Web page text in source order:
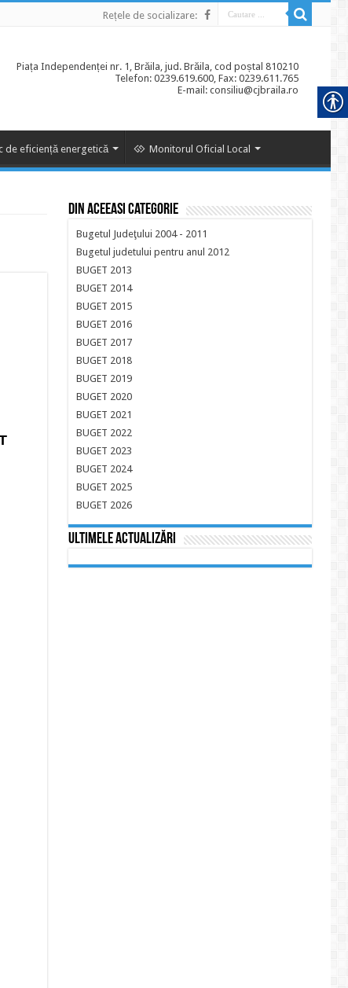
Rețele de socializare:
Piața Independenței nr. 1, Brăila, jud. Brăila, cod poștal 810210
Telefon: 0239.619.600, Fax: 0239.611.765
E-mail: consiliu@cjbraila.ro
de eficiență energetică Monitorul Oficial Local
Din aceeasi categorie
Bugetul Judeţului 2004 - 2011
Bugetul judetului pentru anul 2012
BUGET 2013
BUGET 2014
BUGET 2015
BUGET 2016
BUGET 2017
BUGET 2018
BUGET 2019
BUGET 2020
BUGET 2021
BUGET 2022
BUGET 2023
BUGET 2024
BUGET 2025
BUGET 2026
Ultimele actualizări